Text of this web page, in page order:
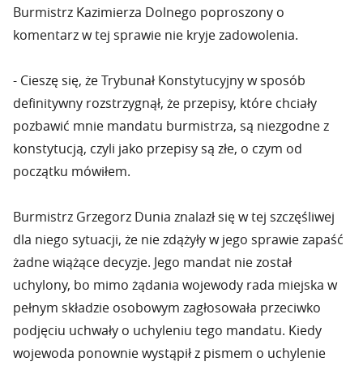
Burmistrz Kazimierza Dolnego poproszony o
komentarz w tej sprawie nie kryje zadowolenia.
- Cieszę się, że Trybunał Konstytucyjny w sposób
definitywny rozstrzygnął, że przepisy, które chciały
pozbawić mnie mandatu burmistrza, są niezgodne z
konstytucją, czyli jako przepisy są złe, o czym od
początku mówiłem.
Burmistrz Grzegorz Dunia znalazł się w tej szczęśliwej
dla niego sytuacji, że nie zdążyły w jego sprawie zapaść
żadne wiążące decyzje. Jego mandat nie został
uchylony, bo mimo żądania wojewody rada miejska w
pełnym składzie osobowym zagłosowała przeciwko
podjęciu uchwały o uchyleniu tego mandatu. Kiedy
wojewoda ponownie wystąpił z pismem o uchylenie